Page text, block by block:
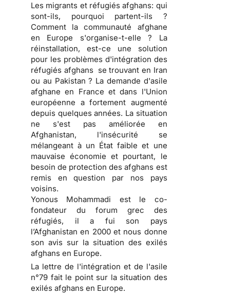
Les migrants et réfugiés afghans: qui
sont-ils, pourquoi partent-ils ?
Comment la communauté afghane
en Europe s'organise-t-elle ? La
réinstallation, est-ce une solution
pour les problèmes d'intégration des
réfugiés afghans se trouvant en Iran
ou au Pakistan ? La demande d'asile
afghane en France et dans l'Union
européenne a fortement augmenté
depuis quelques années. La situation
ne s'est pas améliorée en
Afghanistan, l'insécurité se
mélangeant à un État faible et une
mauvaise économie et pourtant, le
besoin de protection des afghans est
remis en question par nos pays
voisins.
Yonous Mohammadi est le co-
fondateur du forum grec des
réfugiés, il a fui son pays
l’Afghanistan en 2000 et nous donne
son avis sur la situation des exilés
afghans en Europe.
La lettre de l'intégration et de l'asile
n°79 fait le point sur la situation des
exilés afghans en Europe.